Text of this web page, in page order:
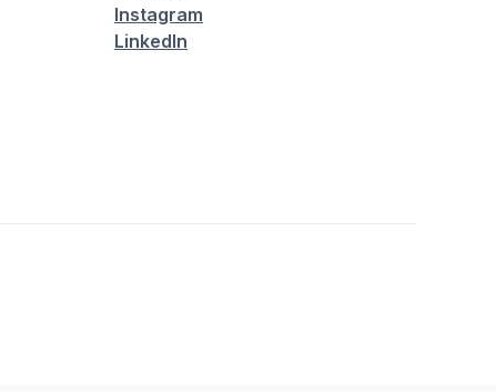
Instagram
LinkedIn